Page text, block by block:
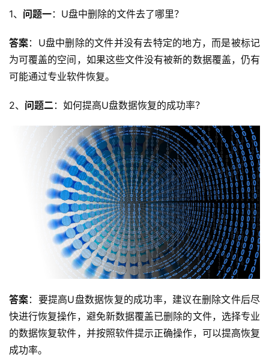
技
术
教
行
业
动
态
1、 问题一：U盘中删除的文件去了哪里？
答案：U盘中删除的文件并没有去特定的地方，而是被标记
为可覆盖的空间，如果这些文件没有被新的数据覆盖，仍有
可能通过专业软件恢复。
2、 问题二：如何提高U盘数据恢复的成功率？
答案：要提高U盘数据恢复的成功率，建议在删除文件后尽
快进行恢复操作，避免新数据覆盖已删除的文件，选择专业
的数据恢复软件，并按照软件提示正确操作，可以提高恢复
成功率。